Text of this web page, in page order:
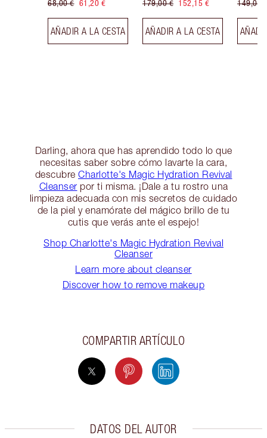
68,00 € 61,20 €
AÑADIR A LA CESTA
179,00 € 152,15 €
AÑADIR A LA CESTA
149,00
Darling, ahora que has aprendido todo lo que
necesitas saber sobre cómo lavarte la cara,
descubre Charlotte's Magic Hydration Revival
Cleanser por ti misma. ¡Dale a tu rostro una
limpieza adecuada con mis secretos de cuidado
de la piel y enamórate del mágico brillo de tu
cutis que verás ante el espejo!
Shop Charlotte's Magic Hydration Revival
Cleanser
Learn more about cleanser
Discover how to remove makeup
COMPARTIR ARTÍCULO
DATOS DEL AUTOR